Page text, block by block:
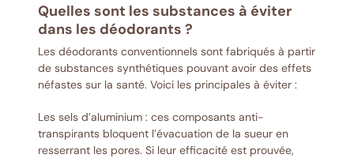
Quelles sont les substances à éviter
dans les déodorants ?
Les déodorants conventionnels sont fabriqués à partir
de substances synthétiques pouvant avoir des effets
néfastes sur la santé. Voici les principales à éviter :
Les sels d’aluminium : ces composants anti-
transpirants bloquent l’évacuation de la sueur en
resserrant les pores. Si leur efficacité est prouvée,